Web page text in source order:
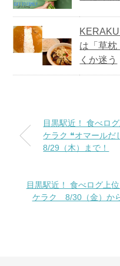
は「草枕
くか迷う
目黒駅近！ 食べロ
ケラク ❝オマールだ
8/29（木）まで！
目黒駅近！ 食べログ上
ケラク 8/30（金）か